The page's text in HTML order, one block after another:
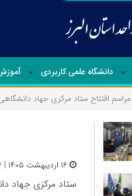
دانشگاه علمی کاربردی
مراسم افتتاح ستاد مرکزی جهاد دانشگاهی
ستاد مرکزی جهاد دانشگاهی